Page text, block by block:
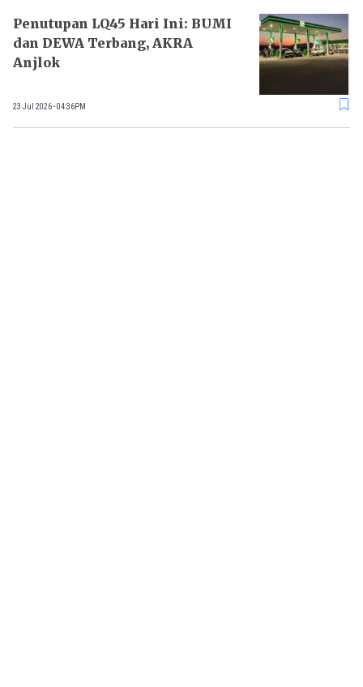
Penutupan LQ45 Hari Ini: BUMI
dan DEWA Terbang, AKRA
Anjlok
23 Jul 2026 - 04:36PM